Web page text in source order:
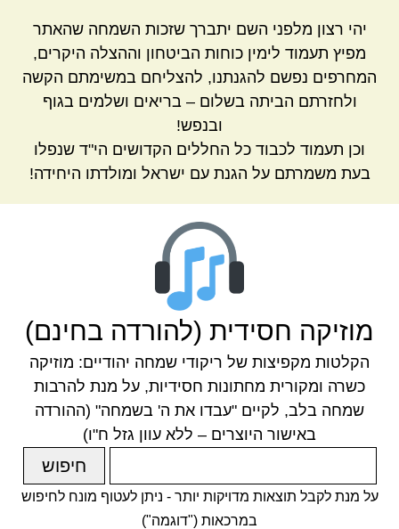
יהי רצון מלפני השם יתברך שזכות השמחה שהאתר
מפיץ תעמוד לימין כוחות הביטחון וההצלה היקרים,
המחרפים נפשם להגנתנו, להצליחם במשימתם הקשה
ולחזרתם הביתה בשלום – בריאים ושלמים בגוף
ובנפש!
וכן תעמוד לכבוד כל החללים הקדושים הי"ד שנפלו
בעת משמרתם על הגנת עם ישראל ומולדתו היחידה!
מוזיקה חסידית (להורדה בחינם)
הקלטות מקפיצות של ריקודי שמחה יהודיים: מוזיקה
כשרה ומקורית מחתונות חסידיות, על מנת להרבות
שמחה בלב, לקיים "עבדו את ה' בשמחה" (ההורדה
באישור היוצרים – ללא עוון גזל ח"ו)
על מנת לקבל תוצאות מדויקות יותר - ניתן לעטוף מונח לחיפוש
במרכאות ("דוגמה")